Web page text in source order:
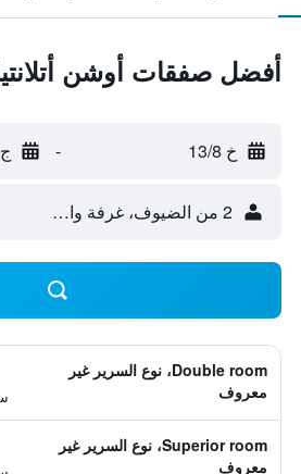
أفضل صفقات أوشن
خ 13/8 - ج 14/8
2 من الضيوف، غرفة واحدة
Double room، نوع السرير غير
معروف
Superior room، نوع السرير غير
معروف